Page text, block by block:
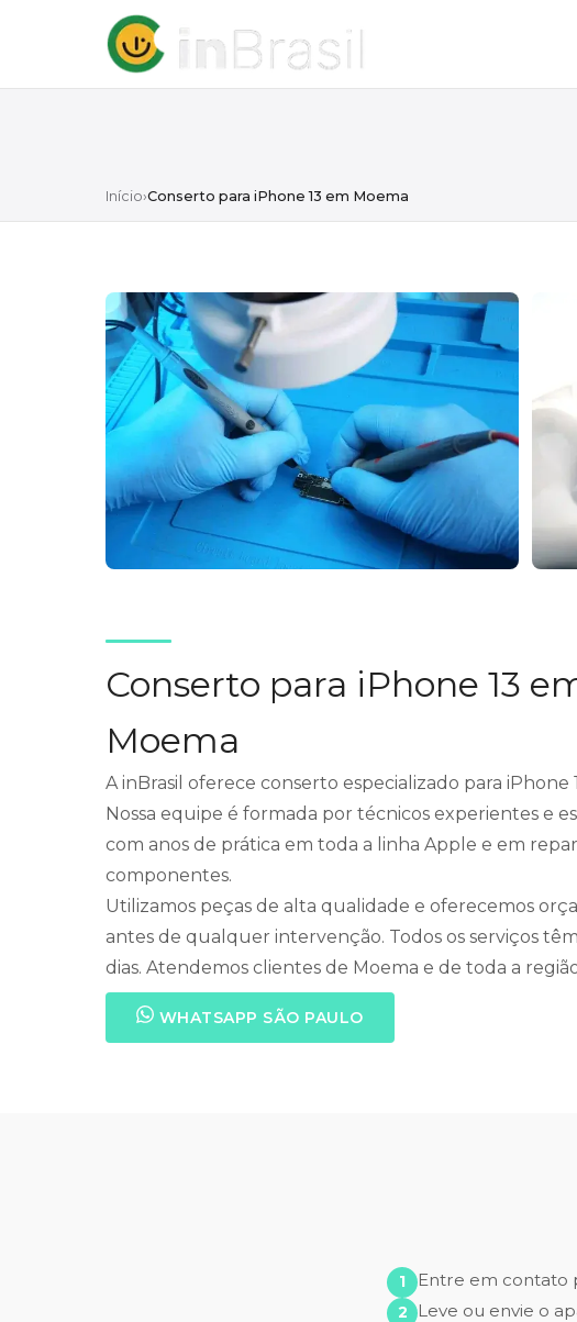
Início›Conserto para iPhone 13 em Moema
Conserto para iPhone 13
Moema
A inBrasil oferece conserto especializado para iPhone
Nossa equipe é formada por técnicos experientes e
com anos de prática em toda a linha Apple e em
componentes.
Utilizamos peças de alta qualidade e oferecemos
antes de qualquer intervenção. Todos os serviços
dias. Atendemos clientes de Moema e de toda a
WHATSAPP SÃO PAULO
Entre em contato
Leve ou envie o